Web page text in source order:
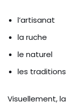
l’artisanat
la ruche
le naturel
les traditions
Visuellement,